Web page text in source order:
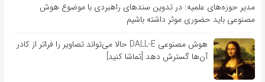
مدیر حوزه‌های علمیه: در تدوین سندهای راهبردی با موضوع هوش
مصنوعی باید حضوری موثر داشته باشیم
هوش مصنوعی DALL-E حالا می‌تواند تصاویر را فراتر از کادر
آن‌ها گسترش دهد [تماشا کنید]